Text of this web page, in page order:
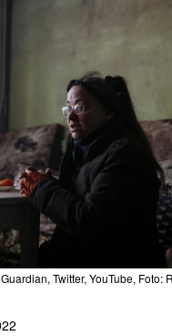
Twitter, YouTube, Foto: